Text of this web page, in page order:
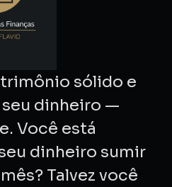
sólido e
dinheiro —
Você está
dinheiro sumir
Talvez você